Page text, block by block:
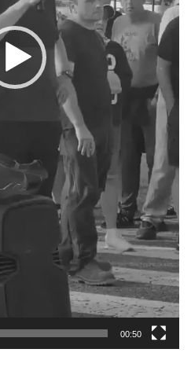
00:50